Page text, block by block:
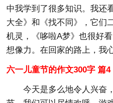
中我学到了很多知识。我还
大全》和《找不同》，它们
机灵，《哆啦A梦》也很好
想像力。在回家的路上，我
六一儿童节的作文300字 篇4
今天是多么地令人兴奋